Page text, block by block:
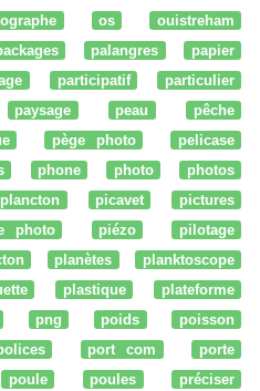
os
ouistreham
palangres
papier
participatif
particulier
paysage peau
pêche
pège photo
pelicase
phone photo
photos
picavet
pictures
photo piézo
pilotage
planètes
planktoscope
plastique
plateforme
png poids
poisson
port com
porte
poule poules
préciser